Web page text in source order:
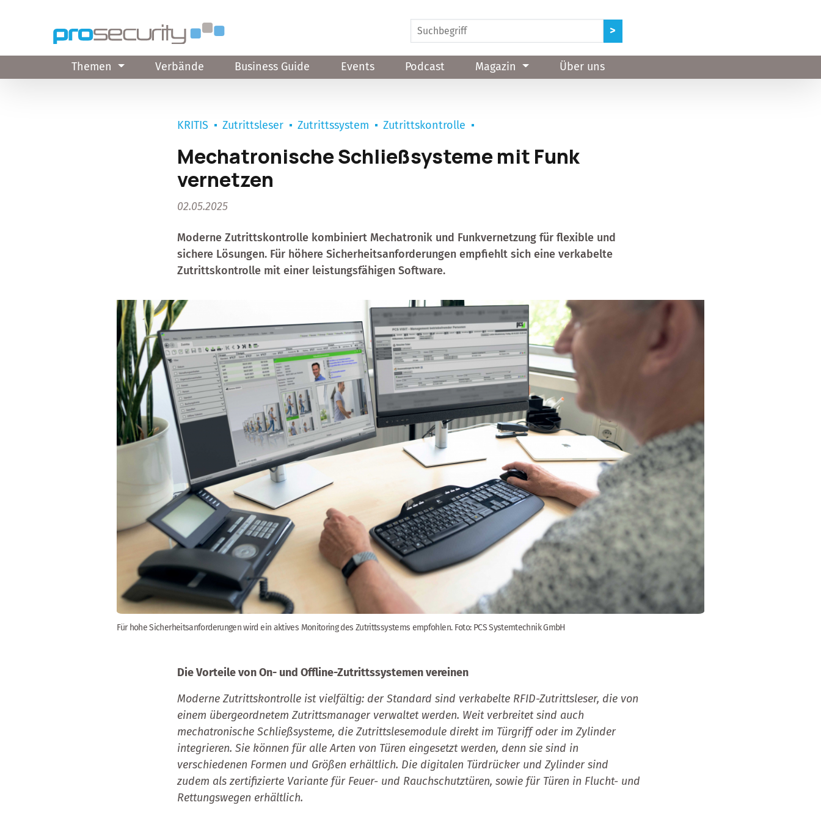
Themen Verbände Business Guide Events Podcast Magazin Über uns
KRITIS Zutrittsleser Zutrittssystem Zutrittskontrolle
Mechatronische Schließsysteme mit Funk
vernetzen
02.05.2025
Moderne Zutrittskontrolle kombiniert Mechatronik und Funkvernetzung für flexible und
sichere Lösungen. Für höhere Sicherheitsanforderungen empfiehlt sich eine verkabelte
Zutrittskontrolle mit einer leistungsfähigen Software.
Für hohe Sicherheitsanforderungen wird ein aktives Monitoring des Zutrittssystems empfohlen. Foto: PCS Systemtechnik GmbH
Die Vorteile von On- und Offline-Zutrittssystemen vereinen
Moderne Zutrittskontrolle ist vielfältig: der Standard sind verkabelte RFID-Zutrittsleser, die von
einem übergeordnetem Zutrittsmanager verwaltet werden. Weit verbreitet sind auch
mechatronische Schließsysteme, die Zutrittslesemodule direkt im Türgriff oder im Zylinder
integrieren. Sie können für alle Arten von Türen eingesetzt werden, denn sie sind in
verschiedenen Formen und Größen erhältlich. Die digitalen Türdrücker und Zylinder sind
zudem als zertifizierte Variante für Feuer- und Rauchschutztüren, sowie für Türen in Flucht- und
Rettungswegen erhältlich.